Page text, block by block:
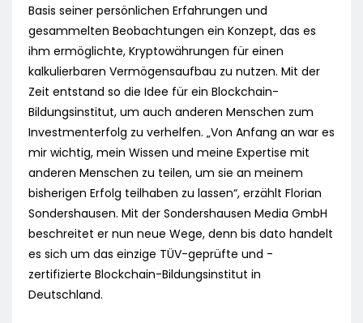
Basis seiner persönlichen Erfahrungen und
gesammelten Beobachtungen ein Konzept, das es
ihm ermöglichte, Kryptowährungen für einen
kalkulierbaren Vermögensaufbau zu nutzen. Mit der
Zeit entstand so die Idee für ein Blockchain-
Bildungsinstitut, um auch anderen Menschen zum
Investmenterfolg zu verhelfen. „Von Anfang an war es
mir wichtig, mein Wissen und meine Expertise mit
anderen Menschen zu teilen, um sie an meinem
bisherigen Erfolg teilhaben zu lassen“, erzählt Florian
Sondershausen. Mit der Sondershausen Media GmbH
beschreitet er nun neue Wege, denn bis dato handelt
es sich um das einzige TÜV-geprüfte und -
zertifizierte Blockchain-Bildungsinstitut in
Deutschland.